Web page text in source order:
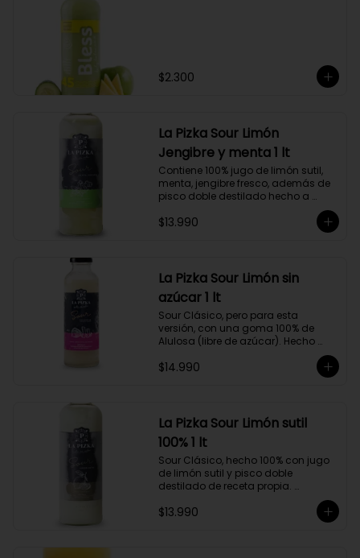
$2.300
La Pizka Sour Limón
Jengibre y menta 1 lt
Contiene 100% jugo de limón sutil,
menta, jengibre fresco, además de
pisco doble destilado hecho a
Alejandría, Amarilla, Rosada y
$13.990
La Pizka Sour Limón sin
azúcar 1 lt
Sour Clásico, pero para esta
versión, con una goma 100% de
Alulosa (libre de azúcar). Hecho
100% con jugo de limón sutil y pisco
doble destilado de receta propia
hecho a partir de uva Moscatel de
corazón del Valle del Elqui.
$14.990
La Pizka Sour Limón sutil
100% 1 lt
Sour Clásico, hecho 100% con jugo
de limón sutil y pisco doble
destilado de receta propia.
Elaborado en el corazón del Valle
del Elqui, hecho a partir de uva
$13.990